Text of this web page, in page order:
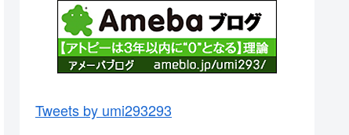
Tweets by umi293293